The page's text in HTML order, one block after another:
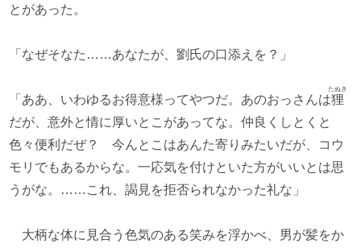
とがあった。
「なぜそなた……あなたが、劉氏の口添えを？」
「ああ、いわゆるお得意様ってやつだ。あのおっさんは狸
たぬき
だが、意外と情に厚いとこがあってな。仲良くしとくと
色々便利だぜ？ 今んとこはあんた寄りみたいだが、コウ
モリでもあるからな。一応気を付けといた方がいいとは思
うがな。……これ、謁見を拒否られなかった礼な」
大柄な体に見合う色気のある笑みを浮かべ、男が髪をか